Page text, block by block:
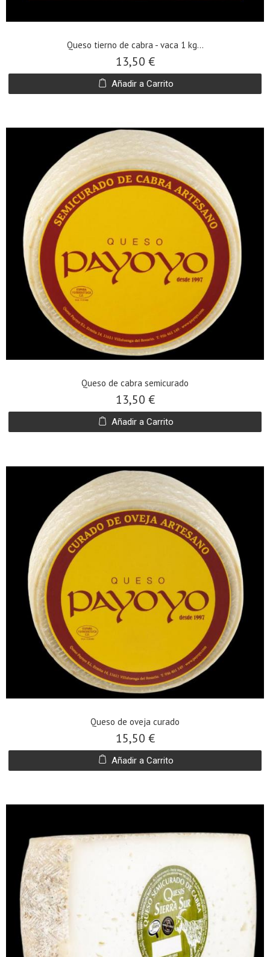
Queso tierno de cabra - vaca 1 kg...
13,50 €
Añadir a Carrito
Queso de cabra semicurado
13,50 €
Añadir a Carrito
Queso de oveja curado
15,50 €
Añadir a Carrito